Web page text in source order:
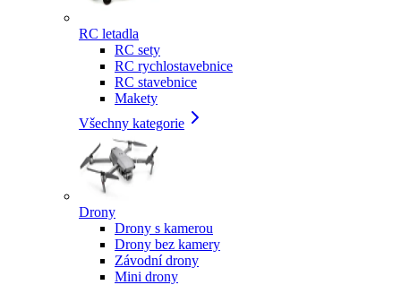
RC letadla
RC sety
RC rychlostavebnice
RC stavebnice
Makety
Všechny kategorie
Drony
Drony s kamerou
Drony bez kamery
Závodní drony
Mini drony